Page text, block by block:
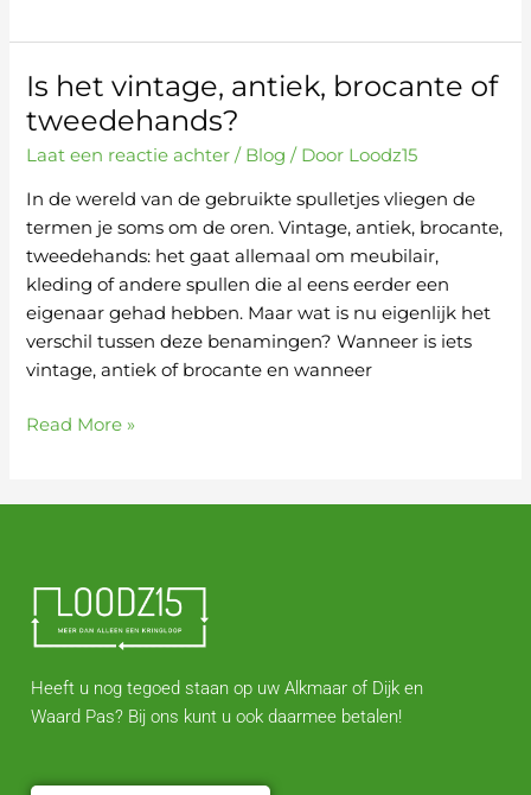
Is het vintage, antiek, brocante of
tweedehands?
Laat een reactie achter / Blog / Door Loodz15
In de wereld van de gebruikte spulletjes vliegen de
termen je soms om de oren. Vintage, antiek, brocante,
tweedehands: het gaat allemaal om meubilair,
kleding of andere spullen die al eens eerder een
eigenaar gehad hebben. Maar wat is nu eigenlijk het
verschil tussen deze benamingen? Wanneer is iets
vintage, antiek of brocante en wanneer
Is
het
antiek,
brocante
of
tweedehands?
Read More »
Heeft u nog tegoed staan op uw Alkmaar of Dijk en
Waard Pas? Bij ons kunt u ook daarmee betalen!